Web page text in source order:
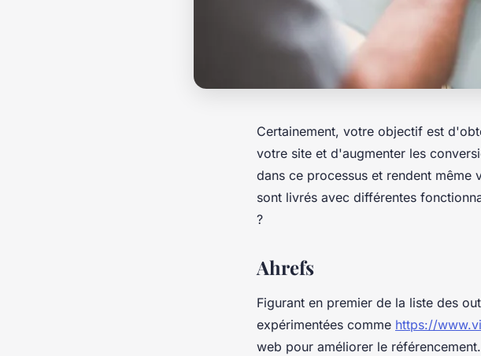
Certainement, votre objectif est
votre site et d'augmenter les
dans ce processus et rendent même
sont livrés avec différentes
?
Ahrefs
Figurant en premier de la liste des
expérimentées comme https://
web pour améliorer le